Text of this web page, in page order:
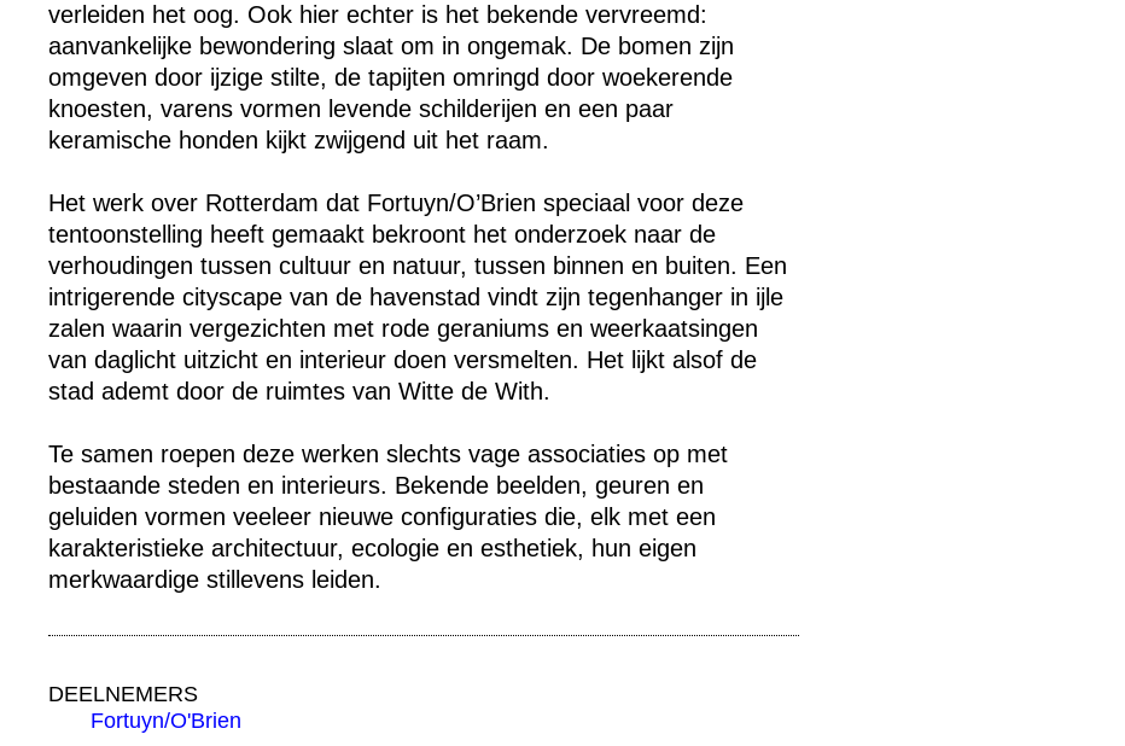
verleiden het oog. Ook hier echter is het bekende vervreemd:
aanvankelijke bewondering slaat om in ongemak. De bomen zijn
omgeven door ijzige stilte, de tapijten omringd door woekerende
knoesten, varens vormen levende schilderijen en een paar
keramische honden kijkt zwijgend uit het raam.
Het werk over Rotterdam dat Fortuyn/O’Brien speciaal voor deze
tentoonstelling heeft gemaakt bekroont het onderzoek naar de
verhoudingen tussen cultuur en natuur, tussen binnen en buiten. Een
intrigerende cityscape van de havenstad vindt zijn tegenhanger in ijle
zalen waarin vergezichten met rode geraniums en weerkaatsingen
van daglicht uitzicht en interieur doen versmelten. Het lijkt alsof de
stad ademt door de ruimtes van Witte de With.
Te samen roepen deze werken slechts vage associaties op met
bestaande steden en interieurs. Bekende beelden, geuren en
geluiden vormen veeleer nieuwe configuraties die, elk met een
karakteristieke architectuur, ecologie en esthetiek, hun eigen
merkwaardige stillevens leiden.
DEELNEMERS
Fortuyn/O'Brien